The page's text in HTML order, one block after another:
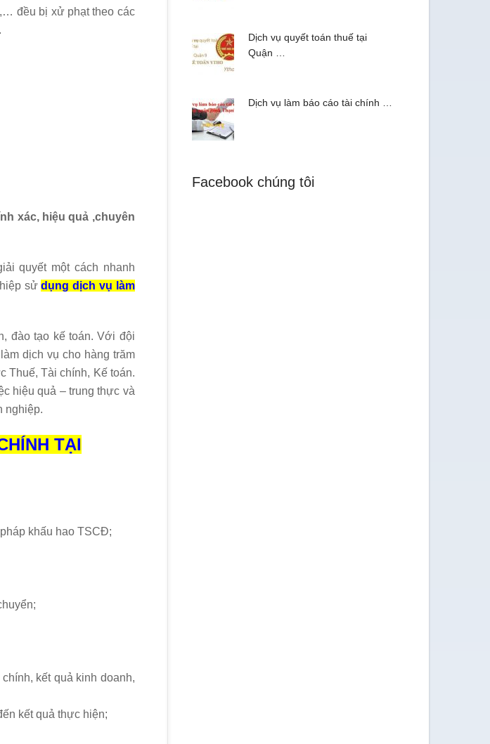
đều bị xử phạt theo các
xác, hiệu quả ,chuyên
quyết một cách nhanh
sửdụng dịch vụ làm
đào tạo kế toán. Với đội
dịch vụ cho hàng trăm
Thuế, Tài chính, Kế toán.
hiệu quả – trung thực và
nghiệp.
TẠI
khấu hao TSCĐ;
kết quả kinh doanh,
kết quả thực hiện;
Dịch vụ quyết toán thuế tại
Quận …
Dịch vụ làm báo cáo tài chính …
Facebook chúng tôi